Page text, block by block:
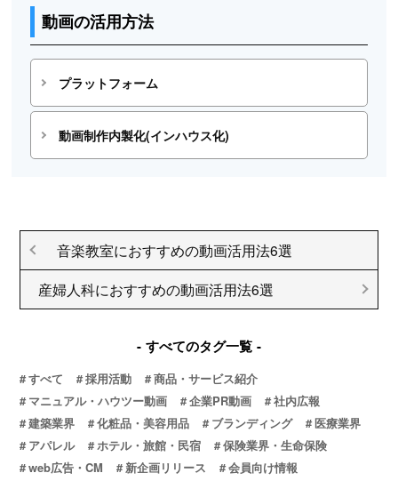
動画の活用方法
プラットフォーム
動画制作内製化(インハウス化)
音楽教室におすすめの動画活用法6選
産婦人科におすすめの動画活用法6選
すべてのタグ一覧
すべて 採用活動
商品・サービス紹介
マニュアル・ハウツー動画
企業PR動画
社内広報
建築業界
化粧品・美容用品 ブランディング
医療業界
アパレル
ホテル・旅館・民宿
保険業界・生命保険
web広告・CM
新企画リリース
会員向け情報